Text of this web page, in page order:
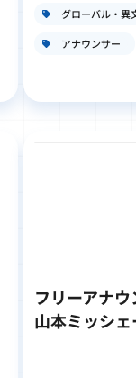
グローバル・異
アナウンサー
フリーアナ
山本ミッシ